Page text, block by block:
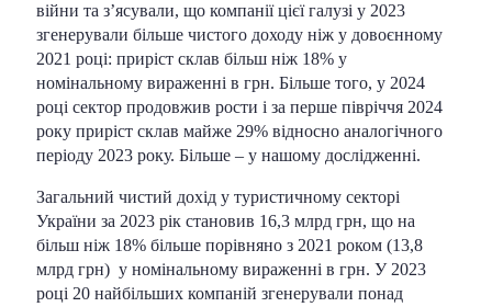
війни та з’ясували, що компанії цієї галузі у 2023
згенерували більше чистого доходу ніж у довоєнному
2021 році: приріст склав більш ніж 18% у
номінальному вираженні в грн. Більше того, у 2024
році сектор продовжив рости і за перше півріччя 2024
року приріст склав майже 29% відносно аналогічного
періоду 2023 року. Більше – у нашому дослідженні.
Загальний чистий дохід у туристичному секторі
України за 2023 рік становив 16,3 млрд грн, що на
більш ніж 18% більше порівняно з 2021 роком (13,8
млрд грн) у номінальному вираженні в грн. У 2023
році 20 найбільших компаній згенерували понад